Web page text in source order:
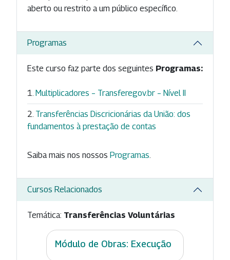
aberto ou restrito a um público específico.
Programas
Este curso faz parte dos seguintes Programas:
Multiplicadores – Transferegov.br – Nível II
Transferências Discricionárias da União: dos
fundamentos à prestação de contas
Saiba mais nos nossos Programas
Cursos Relacionados
Temática: Transferências Voluntárias
Módulo de Obras: Execução